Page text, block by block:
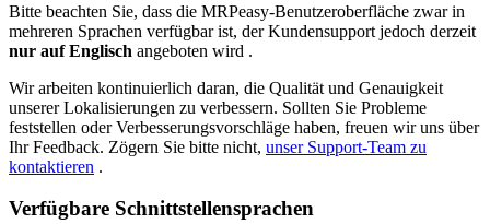
Bitte beachten Sie, dass die MRPeasy-Benutzeroberfläche zwar in
mehreren Sprachen verfügbar ist, der Kundensupport jedoch derzeit
nur auf Englisch angeboten wird .
Wir arbeiten kontinuierlich daran, die Qualität und Genauigkeit
unserer Lokalisierungen zu verbessern. Sollten Sie Probleme
feststellen oder Verbesserungsvorschläge haben, freuen wir uns über
Ihr Feedback. Zögern Sie bitte nicht, unser Support-Team zu
kontaktieren .
Verfügbare Schnittstellensprachen